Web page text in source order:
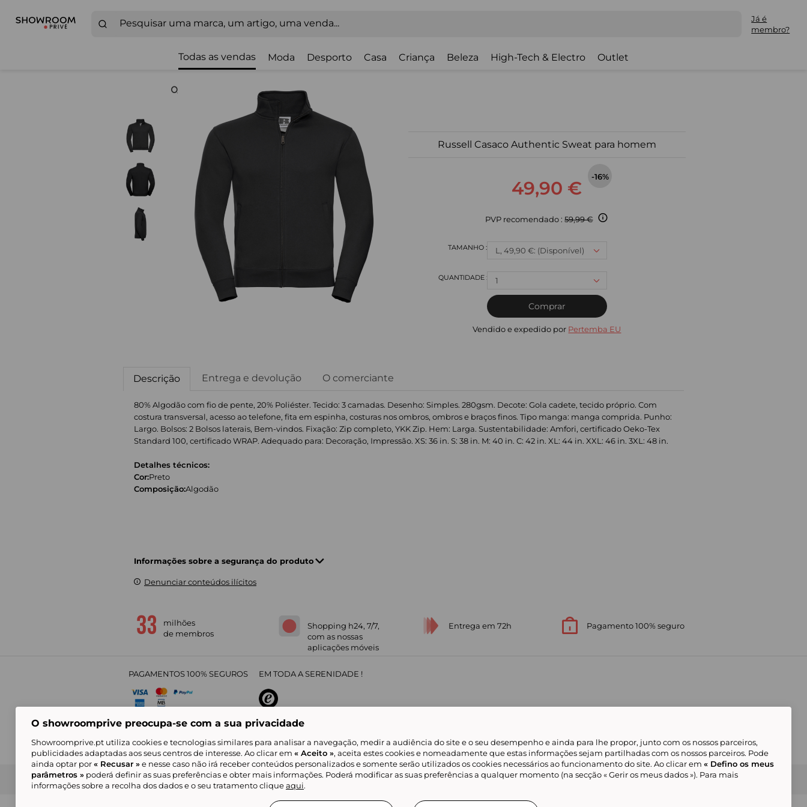
Já é
membro?
Todas as vendas Moda Desporto Casa Criança Beleza High-Tech & Electro Outlet
Russell Casaco Authentic Sweat para homem
49,90 €
-16%
PVP recomendado :59,99 €
L, 49,90 €: (Disponível)
1
Comprar
Vendido e expedido por Pertemba EU
Descrição Entrega e devolução O comerciante
80% Algodão com fio de pente, 20% Poliéster. Tecido: 3 camadas. Desenho: Simples. 280gsm. Decote: Gola cadete, tecido próprio. Com
costura transversal, acesso ao telefone, fita em espinha, costuras nos ombros, ombros e braços finos. Tipo manga: manga comprida. Punho:
Largo. Bolsos: 2 Bolsos laterais, Bem-vindos. Fixação: Zip completo, YKK Zip. Hem: Larga. Sustentabilidade: Amfori, certificado Oeko-Tex
Standard 100, certificado WRAP. Adequado para: Decoração, Impressão. XS: 36 in. S: 38 in. M: 40 in. C: 42 in. XL: 44 in. XXL: 46 in. 3XL: 48 in.
Detalhes técnicos:
Cor:Preto
Composição:Algodão
Informações sobre a segurança do produto
Denunciar conteúdos ilícitos
milhões
de membros
Shopping h24, 7/7,
com as nossas
aplicações móveis
Entrega em 72h Pagamento 100% seguro
PAGAMENTOS 100% SEGUROS EM TODA A SERENIDADE !
4,31/5 sobre
Condições Gerais de Venda Política de Confidencialidade Livro de Reclamações Showroomprive group Ajuda e Contacto Gerir os meus cookies
Condições Gerais
de Marketplace
Alguns visuais são gerados com inteligência artificial
O showroomprive preocupa-se com a sua privacidade
Showroomprive.pt utiliza cookies e tecnologias similares para analisar a navegação, medir a audiência do site e o seu desempenho e ainda para lhe propor, junto com os nossos parceiros,
publicidades adaptadas aos seus centros de interesse. Ao clicar em « Aceito », aceita estes cookies e nomeadamente que estas informações sejam partilhadas com os nossos parceiros. Pode
ainda optar por« Recusar »e nesse caso não irá receber conteúdos personalizados e somente serão utilizados os cookies necessários ao funcionamento do site. Ao clicar em « Defino os meus
parâmetros » poderá definir as suas preferências e obter mais informações. Poderá modificar as suas preferências a qualquer momento (na secção « Gerir os meus dados »). Para mais
informações sobre a recolha dos dados e o seu tratamento cliqueaqui.